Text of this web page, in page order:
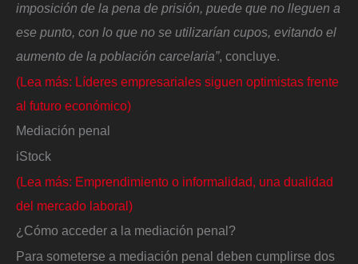
imposición de la pena de prisión, puede que no lleguen a
ese punto, con lo que no se utilizarían cupos, evitando el
aumento de la población carcelaria”, concluye.
(Lea más: Líderes empresariales siguen optimistas frente
al futuro económico)
Mediación penal
iStock
(Lea más: Emprendimiento o informalidad, una dualidad
del mercado laboral)
¿Cómo acceder a la mediación penal?
Para someterse a mediación penal deben cumplirse dos